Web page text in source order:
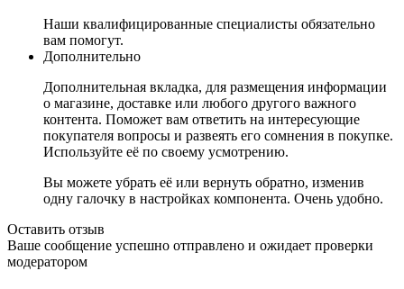
Наши квалифицированные специалисты обязательно
вам помогут.
Дополнительно
Дополнительная вкладка, для размещения информации
о магазине, доставке или любого другого важного
контента. Поможет вам ответить на интересующие
покупателя вопросы и развеять его сомнения в покупке.
Используйте её по своему усмотрению.
Вы можете убрать её или вернуть обратно, изменив
одну галочку в настройках компонента. Очень удобно.
Оставить отзыв
Ваше сообщение успешно отправлено и ожидает проверки
модератором